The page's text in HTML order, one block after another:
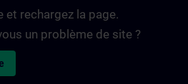
et rechargez la page.
un problème de site ?